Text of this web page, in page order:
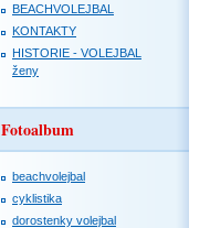
BEACHVOLEJBAL
KONTAKTY
HISTORIE - VOLEJBAL
ženy
Fotoalbum
beachvolejbal
cyklistika
dorostenky volejbal